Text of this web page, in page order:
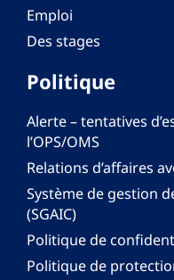
Emploi
Des stages
Politique
Alerte – tentatives
l’OPS/OMS
Relations d’affaires
Système de gestion
(SGAIC)
Politique de
Politique de